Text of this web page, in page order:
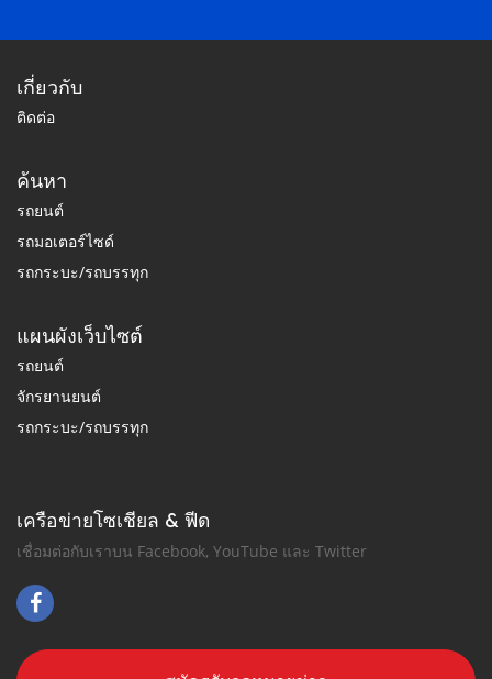
เกี่ยวกับ
ติดต่อ
ค้นหา
รถยนต์
รถมอเตอร์ไซด์
รถกระบะ/รถบรรทุก
แผนผังเว็บไซต์
รถยนต์
จักรยานยนต์
รถกระบะ/รถบรรทุก
เครือข่ายโซเชียล & ฟีด
เชื่อมต่อกับเราบน Facebook, YouTube และ Twitter